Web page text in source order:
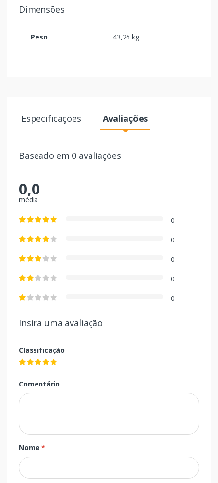
Dimensões
Peso 43,26 kg
Especificações Avaliações
Baseado em 0 avaliações
0,0
média
0
0
0
0
0
Insira uma avaliação
Classificação
Comentário
Nome*